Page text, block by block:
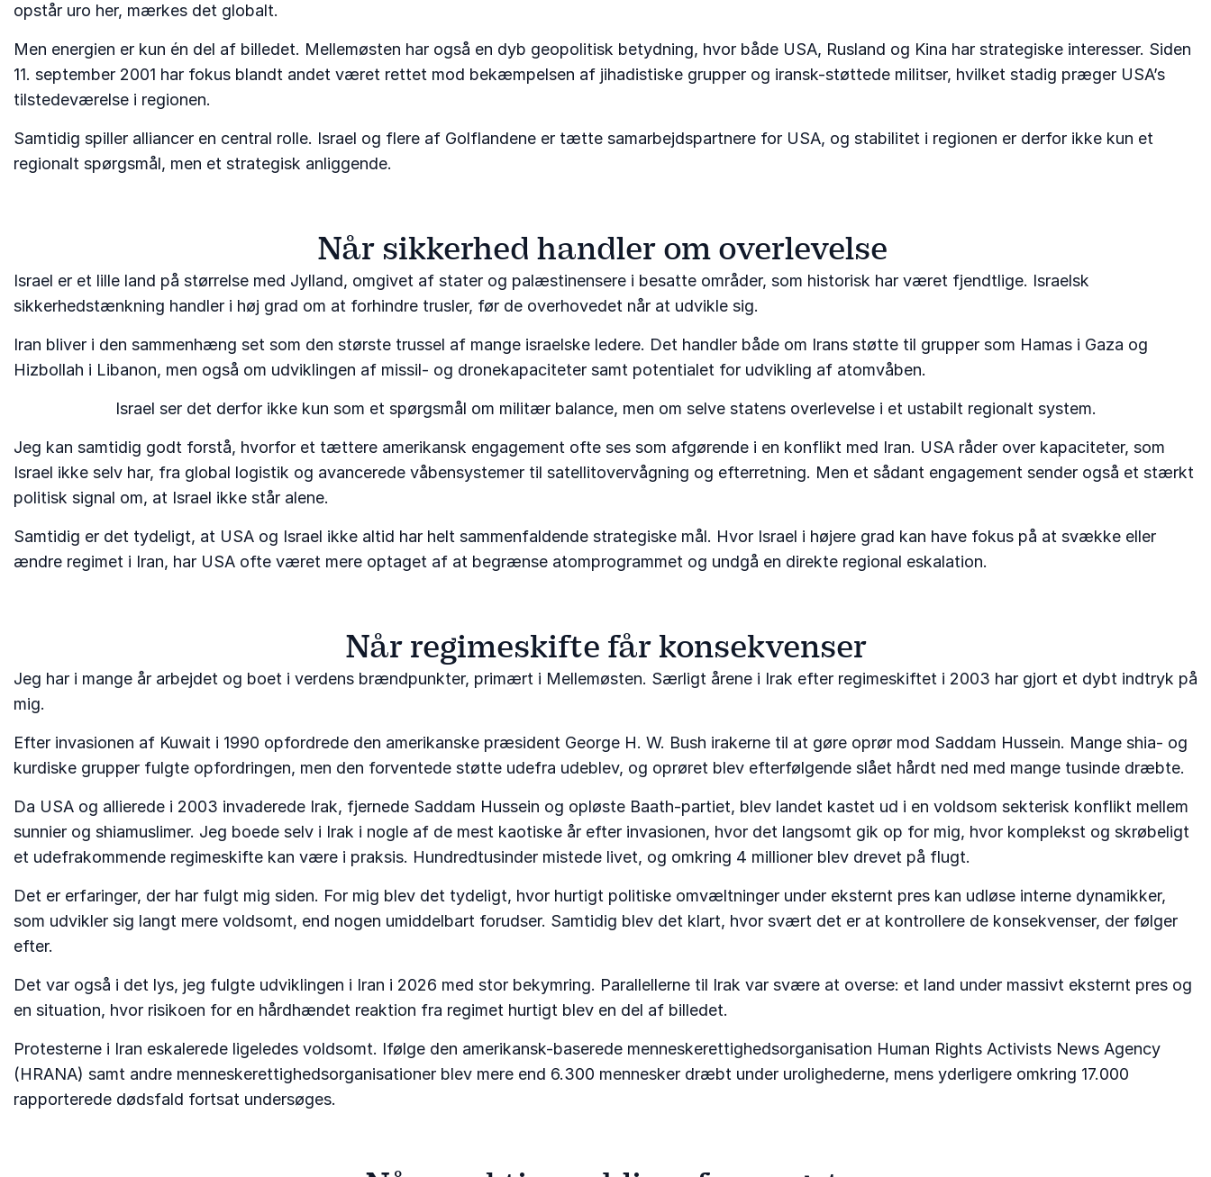
opstår uro her, mærkes det globalt.
Men energien er kun én del af billedet. Mellemøsten har også en dyb geopolitisk betydning, hvor både USA, Rusland og Kina har strategiske interesser. Siden
11. september 2001 har fokus blandt andet været rettet mod bekæmpelsen af jihadistiske grupper og iransk-støttede militser, hvilket stadig præger USA’s
tilstedeværelse i regionen.
Samtidig spiller alliancer en central rolle. Israel og flere af Golflandene er tætte samarbejdspartnere for USA, og stabilitet i regionen er derfor ikke kun et
regionalt spørgsmål, men et strategisk anliggende.
Når sikkerhed handler om overlevelse
Israel er et lille land på størrelse med Jylland, omgivet af stater og palæstinensere i besatte områder, som historisk har været fjendtlige. Israelsk
sikkerhedstænkning handler i høj grad om at forhindre trusler, før de overhovedet når at udvikle sig.
Iran bliver i den sammenhæng set som den største trussel af mange israelske ledere. Det handler både om Irans støtte til grupper som Hamas i Gaza og
Hizbollah i Libanon, men også om udviklingen af missil- og dronekapaciteter samt potentialet for udvikling af atomvåben.
Israel ser det derfor ikke kun som et spørgsmål om militær balance, men om selve statens overlevelse i et ustabilt regionalt system.
Jeg kan samtidig godt forstå, hvorfor et tættere amerikansk engagement ofte ses som afgørende i en konflikt med Iran. USA råder over kapaciteter, som
Israel ikke selv har, fra global logistik og avancerede våbensystemer til satellitovervågning og efterretning. Men et sådant engagement sender også et stærkt
politisk signal om, at Israel ikke står alene.
Samtidig er det tydeligt, at USA og Israel ikke altid har helt sammenfaldende strategiske mål. Hvor Israel i højere grad kan have fokus på at svække eller
ændre regimet i Iran, har USA ofte været mere optaget af at begrænse atomprogrammet og undgå en direkte regional eskalation.
Når regimeskifte får konsekvenser
Jeg har i mange år arbejdet og boet i verdens brændpunkter, primært i Mellemøsten. Særligt årene i Irak efter regimeskiftet i 2003 har gjort et dybt indtryk på
mig.
Efter invasionen af Kuwait i 1990 opfordrede den amerikanske præsident George H. W. Bush irakerne til at gøre oprør mod Saddam Hussein. Mange shia- og
kurdiske grupper fulgte opfordringen, men den forventede støtte udefra udeblev, og oprøret blev efterfølgende slået hårdt ned med mange tusinde dræbte.
Da USA og allierede i 2003 invaderede Irak, fjernede Saddam Hussein og opløste Baath-partiet, blev landet kastet ud i en voldsom sekterisk konflikt mellem
sunnier og shiamuslimer. Jeg boede selv i Irak i nogle af de mest kaotiske år efter invasionen, hvor det langsomt gik op for mig, hvor komplekst og skrøbeligt
et udefrakommende regimeskifte kan være i praksis. Hundredtusinder mistede livet, og omkring 4 millioner blev drevet på flugt.
Det er erfaringer, der har fulgt mig siden. For mig blev det tydeligt, hvor hurtigt politiske omvæltninger under eksternt pres kan udløse interne dynamikker,
som udvikler sig langt mere voldsomt, end nogen umiddelbart forudser. Samtidig blev det klart, hvor svært det er at kontrollere de konsekvenser, der følger
efter.
Det var også i det lys, jeg fulgte udviklingen i Iran i 2026 med stor bekymring. Parallellerne til Irak var svære at overse: et land under massivt eksternt pres og
en situation, hvor risikoen for en hårdhændet reaktion fra regimet hurtigt blev en del af billedet.
Protesterne i Iran eskalerede ligeledes voldsomt. Ifølge den amerikansk-baserede menneskerettighedsorganisation Human Rights Activists News Agency
(HRANA) samt andre menneskerettighedsorganisationer blev mere end 6.300 mennesker dræbt under urolighederne, mens yderligere omkring 17.000
rapporterede dødsfald fortsat undersøges.